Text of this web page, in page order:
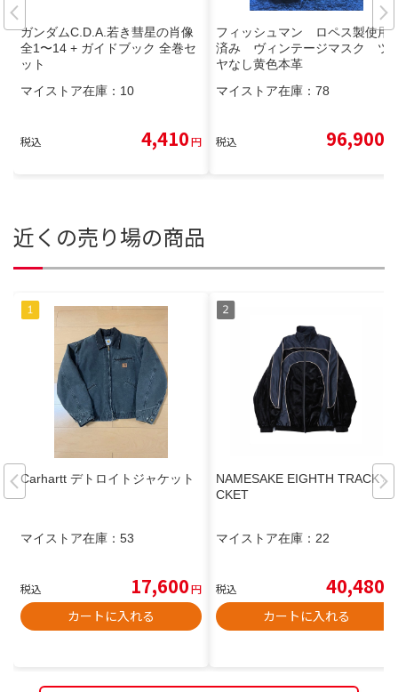
ガンダムC.D.A.若き彗星の肖像
全1〜14 + ガイドブック 全巻セ
ット
マイストア在庫： 10
税込 4,410円
フィッシュマン ロペス製使用
済み ヴィンテージマスク ツ
ヤなし黄色本革
マイストア在庫： 78
税込 96,900
近くの売り場の商品
Carhartt デトロイトジャケット
マイストア在庫： 53
税込 17,600円
カートに入れる
NAMESAKE EIGHTH TRACK JA
CKET
マイストア在庫： 22
税込 40,480
カートに入れる